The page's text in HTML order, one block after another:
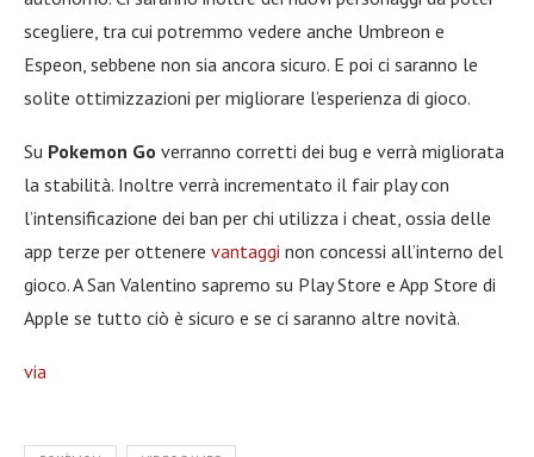
scegliere, tra cui potremmo vedere anche Umbreon e
Espeon, sebbene non sia ancora sicuro. E poi ci saranno le
solite ottimizzazioni per migliorare l’esperienza di gioco.
Su Pokemon Go verranno corretti dei bug e verrà migliorata
la stabilità. Inoltre verrà incrementato il fair play con
l’intensificazione dei ban per chi utilizza i cheat, ossia delle
app terze per ottenere vantaggi non concessi all’interno del
gioco. A San Valentino sapremo su Play Store e App Store di
Apple se tutto ciò è sicuro e se ci saranno altre novità.
via